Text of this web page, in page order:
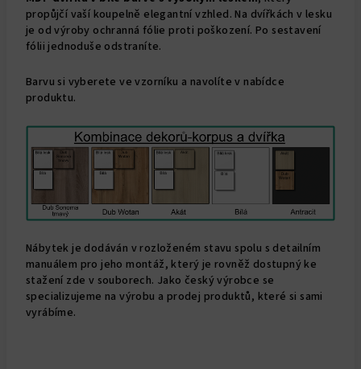
propůjčí vaší koupelně elegantní vzhled. Na dvířkách v lesku
je od výroby ochranná fólie proti poškození. Po sestavení
fólii jednoduše odstraníte.
Barvu si vyberete ve vzorníku a navolíte v nabídce
produktu.
Nábytek je dodáván v rozloženém stavu spolu s detailním
manuálem pro jeho montáž, který je rovněž dostupný ke
stažení zde v souborech. Jako český výrobce se
specializujeme na výrobu a prodej produktů, které si sami
vyrábíme.